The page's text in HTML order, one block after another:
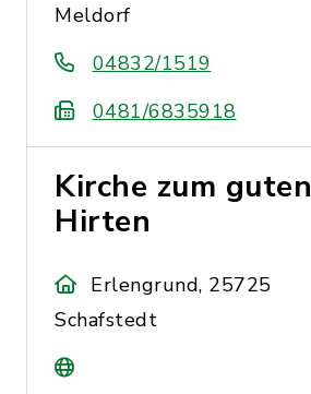
Meldorf
04832/1519
0481/6835918
Kirche zum guten
Hirten
Erlengrund, 25725
Schafstedt